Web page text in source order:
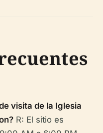
visita de la Iglesia
R: El sitio es